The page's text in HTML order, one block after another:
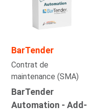
BarTender
Contrat de
maintenance (SMA)
BarTender
Automation - Add-